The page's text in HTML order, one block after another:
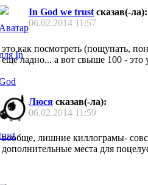
In God we trust сказав(-ла):
06.02.2014 11:57
это как посмотреть (пощупать,
еще ладно... а вот свыше 100 -
Люся сказав(-ла):
06.02.2014 11:59
вообще, лишние киллограмы-
дополнительные места для